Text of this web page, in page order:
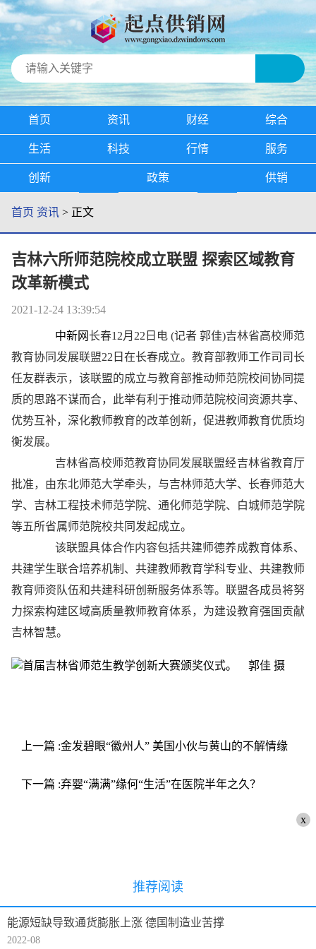
首页 资讯 财经 综合
生活 科技 行情 服务
创新 政策 供销
首页 资讯 > 正文
吉林六所师范院校成立联盟 探索区域教育
改革新模式
2021-12-24 13:39:54
中新网 长春12月22日电 (记者 郭佳)吉林省高校师范
教育协同发展联盟22日在长春成立。教育部教师工作司司长
任友群表示，该联盟的成立与教育部推动师范院校间协同提
质的思路不谋而合，此举有利于推动师范院校间资源共享、
优势互补，深化教师教育的改革创新，促进教师教育优质均
衡发展。
吉林省高校师范教育协同发展联盟经吉林省教育厅
批准，由东北师范大学牵头，与吉林师范大学、长春师范大
学、吉林工程技术师范学院、通化师范学院、白城师范学院
等五所省属师范院校共同发起成立。
该联盟具体合作内容包括共建师德养成教育体系、
共建学生联合培养机制、共建教师教育学科专业、共建教师
教育师资队伍和共建科研创新服务体系等。联盟各成员将努
力探索构建区域高质量教师教育体系，为建设教育强国贡献
吉林智慧。
上一篇 :金发碧眼“徽州人” 美国小伙与黄山的不解情缘
下一篇 :弃婴“满满”缘何“生活”在医院半年之久？
x
推荐阅读
能源短缺导致通货膨胀上涨 德国制造业苦撑
2022-08